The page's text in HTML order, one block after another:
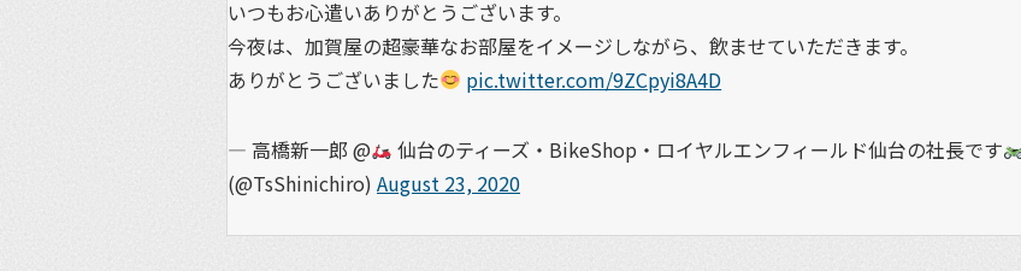
いつもお心遣いありがとうございます。
今夜は、加賀屋の超豪華なお部屋をイメージしながら、飲ませていただきます。
ありがとうございました
pic.twitter.com/9ZCpyi8A4D
— 高橋新一郎 @
仙台のティーズ・BikeShop・ロイヤルエンフィールド仙台の社長です
(@TsShinichiro) August 23, 2020